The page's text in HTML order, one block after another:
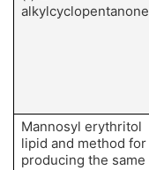
alkylcyclopentanone
Mannosyl erythritol
lipid and method for
producing the same